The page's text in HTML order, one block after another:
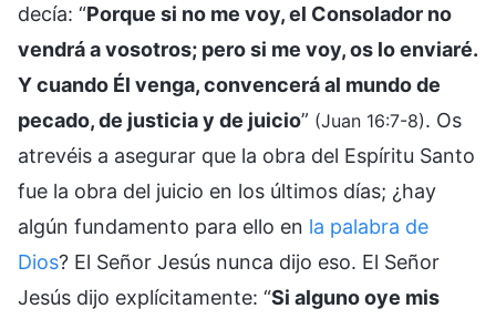
decía: “Porque si no me voy, el Consolador no
vendrá a vosotros; pero si me voy, os lo enviaré.
Y cuando Él venga, convencerá al mundo de
pecado, de justicia y de juicio” (Juan 16:7-8). Os
atrevéis a asegurar que la obra del Espíritu Santo
fue la obra del juicio en los últimos días; ¿hay
algún fundamento para ello en la palabra de
Dios? El Señor Jesús nunca dijo eso. El Señor
Jesús dijo explícitamente: “Si alguno oye mis